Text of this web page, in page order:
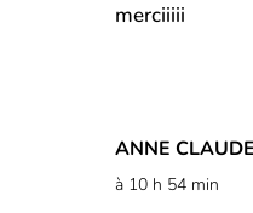
merciiiii
ANNE
à 10 h 54 min